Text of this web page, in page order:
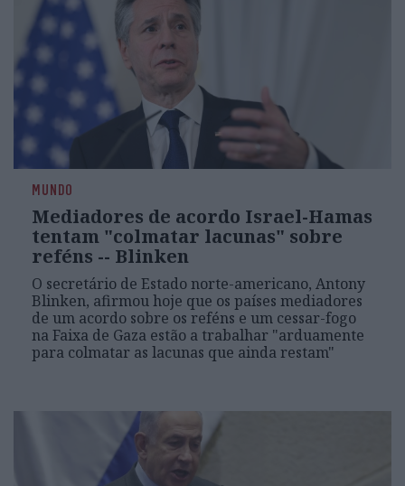
MUNDO
Mediadores de acordo Israel-Hamas
tentam "colmatar lacunas" sobre
reféns -- Blinken
O secretário de Estado norte-americano, Antony
Blinken, afirmou hoje que os países mediadores
de um acordo sobre os reféns e um cessar-fogo
na Faixa de Gaza estão a trabalhar "arduamente
para colmatar as lacunas que ainda restam"